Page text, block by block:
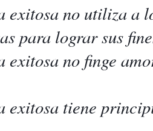
exitosa no utiliza a
para lograr sus
exitosa no finge
exitosa tiene